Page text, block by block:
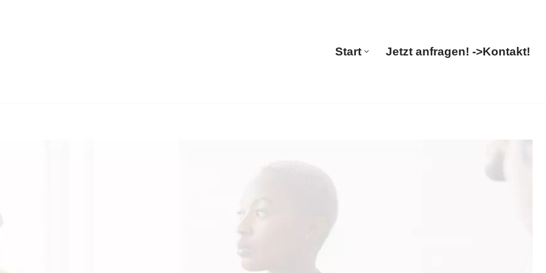
Start Jetzt anfragen! ->Kontakt!